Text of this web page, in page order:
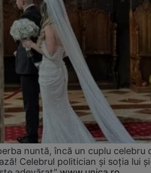
nuntă, încă un cuplu celebru
Celebrul politician și soția lui